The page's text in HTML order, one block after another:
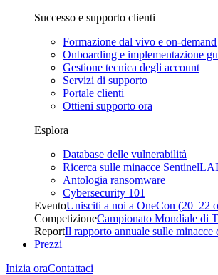
Successo e supporto clienti
Formazione dal vivo e on-demand
Onboarding e implementazione
Gestione tecnica degli account
Servizi di supporto
Portale clienti
Ottieni supporto ora
Esplora
Database delle vulnerabilità
Ricerca sulle minacce
Antologia ransomware
Cybersecurity 101
EventoUnisciti a noi a OneCon (20–22
CompetizioneCampionato Mondiale di
ReportIl rapporto annuale sulle minacce
Prezzi
Inizia oraContattaci